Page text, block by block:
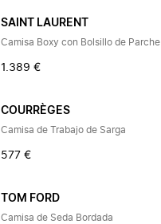
SAINT LAURENT
Camisa Boxy con Bolsillo de Parche
1.389 €
COURRÈGES
Camisa de Trabajo de Sarga
577 €
TOM FORD
Camisa de Seda Bordada